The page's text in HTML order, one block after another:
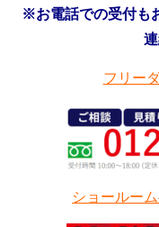
※お電話での受付も
フリー
ショールー